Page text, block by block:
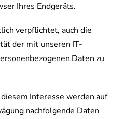
Ihres Endgeräts.
verpflichtet, auch die
der mit unseren IT-
Daten zu
Interesse werden auf
nachfolgende Daten